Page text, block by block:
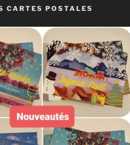
CARTES POSTALES